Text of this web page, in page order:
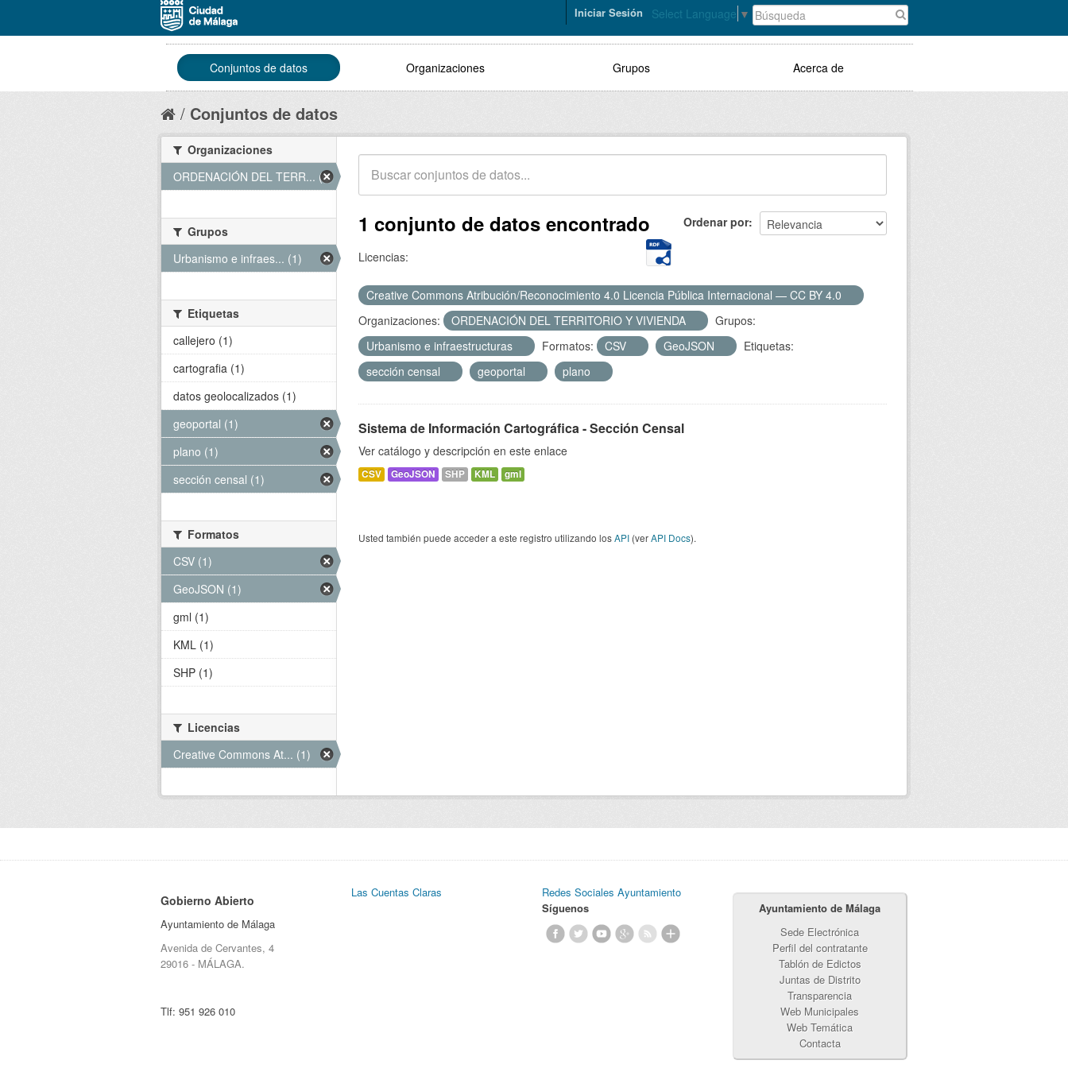
Select Language ▼
Iniciar Sesión
Conjuntos de datos Organizaciones Grupos Acerca de
Conjuntos de datos
Ordenar por
1 conjunto de datos encontrado
Licencias:
Creative Commons Atribución/Reconocimiento 4.0 Licencia Pública Internacional — CC BY 4.0
Organizaciones:
ORDENACIÓN DEL TERRITORIO Y VIVIENDA
Grupos:
Urbanismo e infraestructuras
Formatos: CSV GeoJSON
Etiquetas:
sección censal
geoportal plano
Sistema de Información Cartográfica - Sección Censal
Ver catálogo y descripción en este enlace
CSV GeoJSON SHP KML gml
Usted también puede acceder a este registro utilizando losAPI (verAPI Docs).
Organizaciones
ORDENACIÓN DEL TERR... (1)
Grupos
Urbanismo e infraes... (1)
Etiquetas
callejero (1)
cartografia (1)
datos geolocalizados (1)
geoportal (1)
plano (1)
sección censal (1)
Formatos
CSV (1)
GeoJSON (1)
gml (1)
KML (1)
SHP (1)
Licencias
Creative Commons At... (1)
Gobierno Abierto
Ayuntamiento de Málaga
Avenida de Cervantes, 4
29016 - MÁLAGA.
Tlf: 951 926 010
Las Cuentas Claras
Redes Sociales Ayuntamiento
Síguenos
Ayuntamiento de Málaga
Sede Electrónica
Perfil del contratante
Tablón de Edictos
Juntas de Distrito
Transparencia
Web Municipales
Web Temática
Contacta